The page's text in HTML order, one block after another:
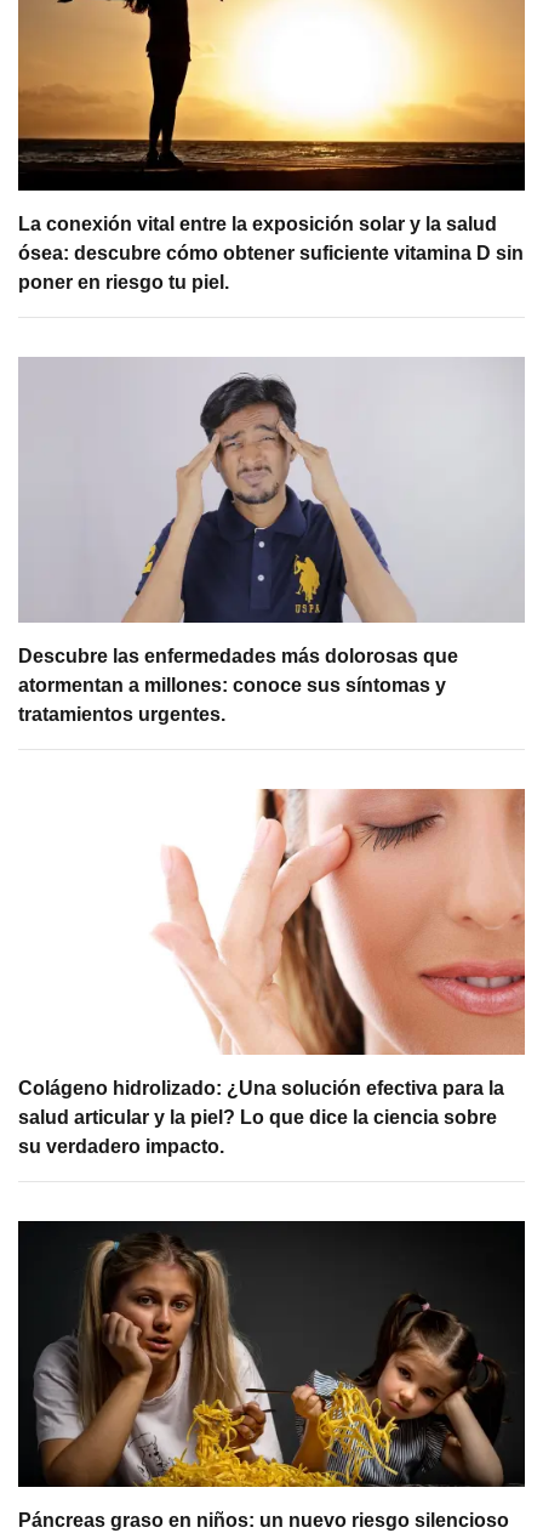
La conexión vital entre la exposición solar y la salud
ósea: descubre cómo obtener suficiente vitamina D sin
poner en riesgo tu piel.
Descubre las enfermedades más dolorosas que
atormentan a millones: conoce sus síntomas y
tratamientos urgentes.
Colágeno hidrolizado: ¿Una solución efectiva para la
salud articular y la piel? Lo que dice la ciencia sobre
su verdadero impacto.
Páncreas graso en niños: un nuevo riesgo silencioso